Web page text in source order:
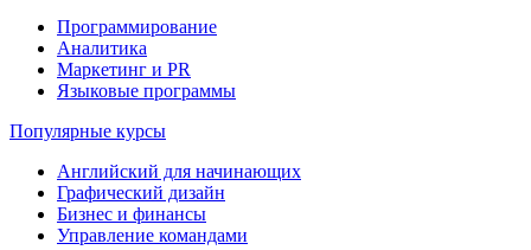
Программирование
Аналитика
Маркетинг и PR
Языковые программы
Популярные курсы
Английский для начинающих
Графический дизайн
Бизнес и финансы
Управление командами